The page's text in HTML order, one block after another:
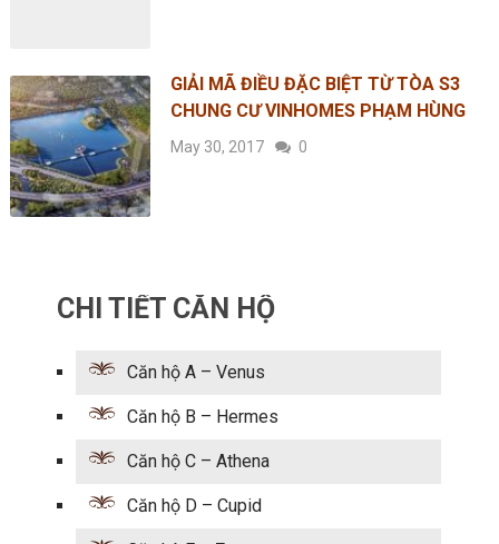
GIẢI MÃ ĐIỀU ĐẶC BIỆT TỪ TÒA S3
CHUNG CƯ VINHOMES PHẠM HÙNG
May 30, 2017 0
CHI TIẾT CĂN HỘ
Căn hộ A – Venus
Căn hộ B – Hermes
Căn hộ C – Athena
Căn hộ D – Cupid